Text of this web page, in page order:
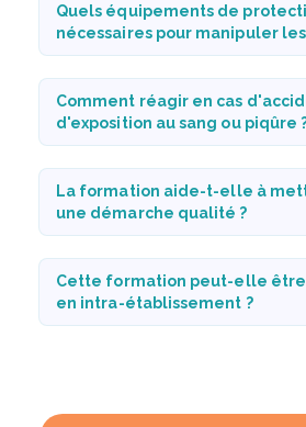
Quels équipements de
nécessaires pour manipuler les
Comment réagir en cas
d'exposition au sang ou piqûre
La formation aide-t-elle à
une démarche qualité ?
Cette formation peut-elle
en intra-établissement ?